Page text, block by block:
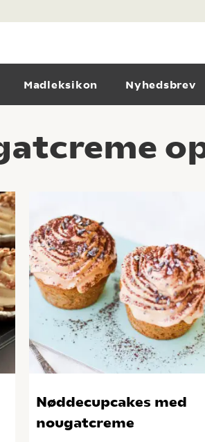
Madleksikon Nyhedsbrev
Nøddecupcakes med
nougatcreme